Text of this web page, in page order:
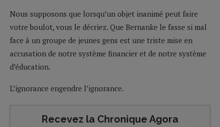
Nous supposons que lorsqu’un objet inanimé peut faire
votre boulot, vous le décriez. Que Bernanke le fasse si mal
face à un groupe de jeunes gens est une triste mise en
accusation de notre système financier et de notre système
d’éducation.
L’ignorance engendre l’ignorance.
Recevez la Chronique Agora